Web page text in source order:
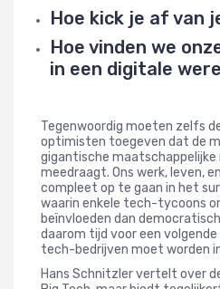
Hoe kick je af van
Hoe vinden we
in een digitale
Tegenwoordig moeten zelfs
optimisten toegeven dat de
gigantische maatschappelijke
meedraagt. Ons werk, leven,
compleet op te gaan in het
waarin enkele tech-tycoons
beïnvloeden dan
daarom tijd voor een
tech-bedrijven moet worden
Hans Schnitzler vertelt over